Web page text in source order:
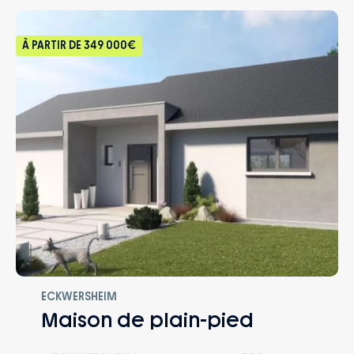
prestations
– Accompagnement dans le choix et
l’acquisition du terrain
À PARTIR DE 349 000€
ECKWERSHEIM
Maison de plain-pied